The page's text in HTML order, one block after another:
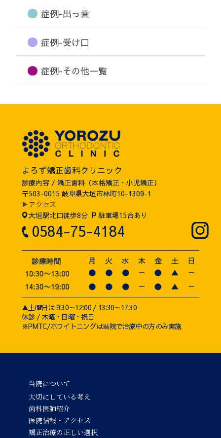
症例-出っ歯
症例-受け口
症例-その他一覧
よろず矯正歯科クリニック
診療内容 / 矯正歯科（本格矯正・小児矯正）
〒503-0015 岐阜県大垣市林町10-1309-1
▶アクセス
大垣駅北口徒歩8分 P 駐車場15台あり
0584-75-4184
▲土曜日は 9:30～12:00 / 13:30～17:30
休診 / 木曜・日曜・祝日
※PMTC/ホワイトニングは当院で治療中の方のみ実施
当院について
大切にしている考え
歯科医師紹介
医院情報・アクセス
矯正治療の正しい選択